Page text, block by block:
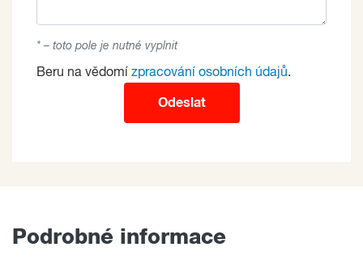
* – toto pole je nutné vyplnit
Beru na vědomí zpracování osobních údajů.
Odeslat
Podrobné informace